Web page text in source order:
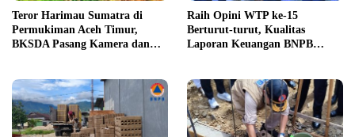
Teror Harimau Sumatra di
Permukiman Aceh Timur,
BKSDA Pasang Kamera dan
Raih Opini WTP ke-15
Berturut-turut, Kualitas
Laporan Keuangan BNPB